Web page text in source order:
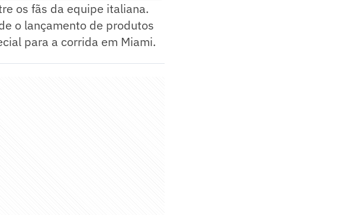
os fãs da equipe italiana.
o lançamento de produtos
para a corrida em Miami.